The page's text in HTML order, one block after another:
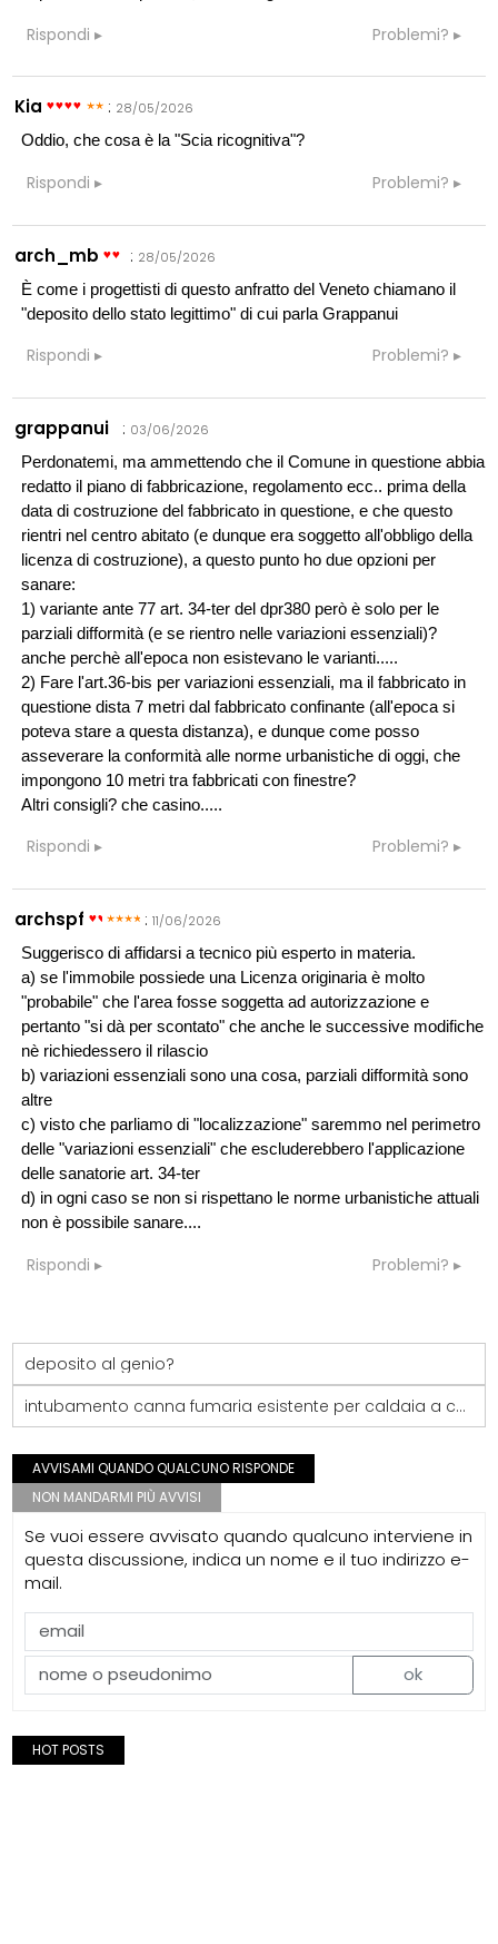
Rispondi Problemi?
Kia : 28/05/2026
Oddio, che cosa è la "Scia ricognitiva"?
Rispondi Problemi?
arch_mb : 28/05/2026
È come i progettisti di questo anfratto del Veneto chiamano il
"deposito dello stato legittimo" di cui parla Grappanui
Rispondi Problemi?
grappanui : 03/06/2026
Perdonatemi, ma ammettendo che il Comune in questione abbia
redatto il piano di fabbricazione, regolamento ecc.. prima della
data di costruzione del fabbricato in questione, e che questo
rientri nel centro abitato (e dunque era soggetto all'obbligo della
licenza di costruzione), a questo punto ho due opzioni per
sanare:
1) variante ante 77 art. 34-ter del dpr380 però è solo per le
parziali difformità (e se rientro nelle variazioni essenziali)?
anche perchè all'epoca non esistevano le varianti.....
2) Fare l'art.36-bis per variazioni essenziali, ma il fabbricato in
questione dista 7 metri dal fabbricato confinante (all'epoca si
poteva stare a questa distanza), e dunque come posso
asseverare la conformità alle norme urbanistiche di oggi, che
impongono 10 metri tra fabbricati con finestre?
Altri consigli? che casino.....
Rispondi Problemi?
archspf :11/06/2026
Suggerisco di affidarsi a tecnico più esperto in materia.
a) se l'immobile possiede una Licenza originaria è molto
"probabile" che l'area fosse soggetta ad autorizzazione e
pertanto "si dà per scontato" che anche le successive modifiche
nè richiedessero il rilascio
b) variazioni essenziali sono una cosa, parziali difformità sono
altre
c) visto che parliamo di "localizzazione" saremmo nel perimetro
delle "variazioni essenziali" che escluderebbero l'applicazione
delle sanatorie art. 34-ter
d) in ogni caso se non si rispettano le norme urbanistiche attuali
non è possibile sanare....
Rispondi Problemi?
deposito al genio?
intubamento canna fumaria esistente per caldaia a condensazione
AVVISAMI QUANDO QUALCUNO RISPONDE
NON MANDARMI PIÙ AVVISI
Se vuoi essere avvisato quando qualcuno interviene in
questa discussione, indica un nome e il tuo indirizzo e-
mail.
ok
HOT POSTS